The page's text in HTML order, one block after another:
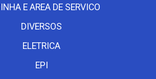
E AREA DE SERVICO
DIVERSOS
ELETRICA
EPI